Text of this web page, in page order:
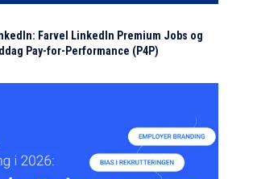
Farvel LinkedIn Premium Jobs og
Pay-for-Performance (P4P)